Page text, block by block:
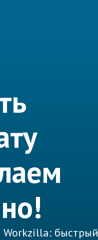
Workzilla: быстрый